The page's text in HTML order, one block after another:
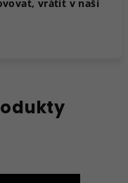
vrátit v naší